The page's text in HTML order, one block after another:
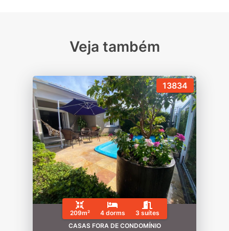
Veja também
13834
209m² 4 dorms
3 suítes
CASAS FORA DE CONDOMÍNIO